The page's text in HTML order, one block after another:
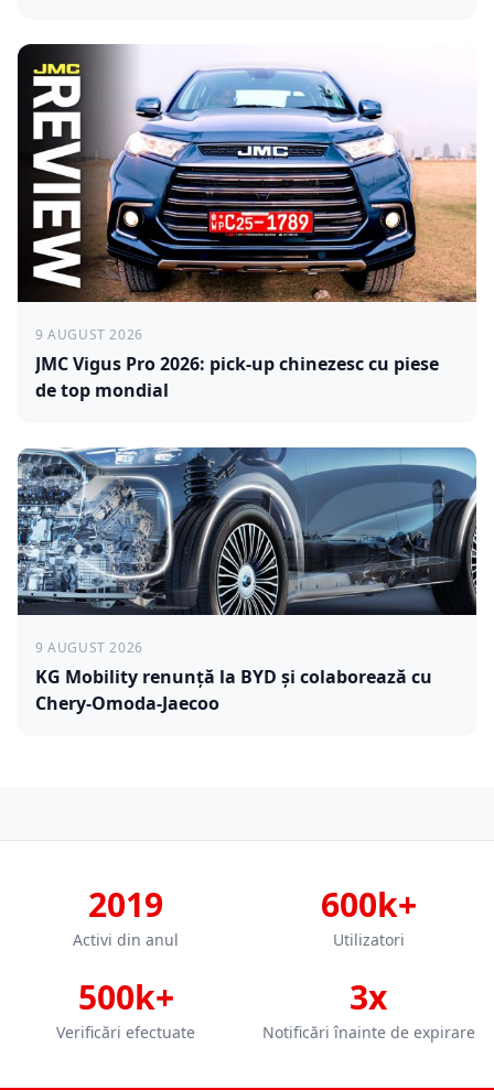
9 AUGUST 2026
JMC Vigus Pro 2026: pick-up chinezesc cu piese
de top mondial
9 AUGUST 2026
KG Mobility renunță la BYD și colaborează cu
Chery-Omoda-Jaecoo
2019
Activi din anul
600k+
Utilizatori
500k+
Verificări efectuate
3x
Notificări înainte de expirare